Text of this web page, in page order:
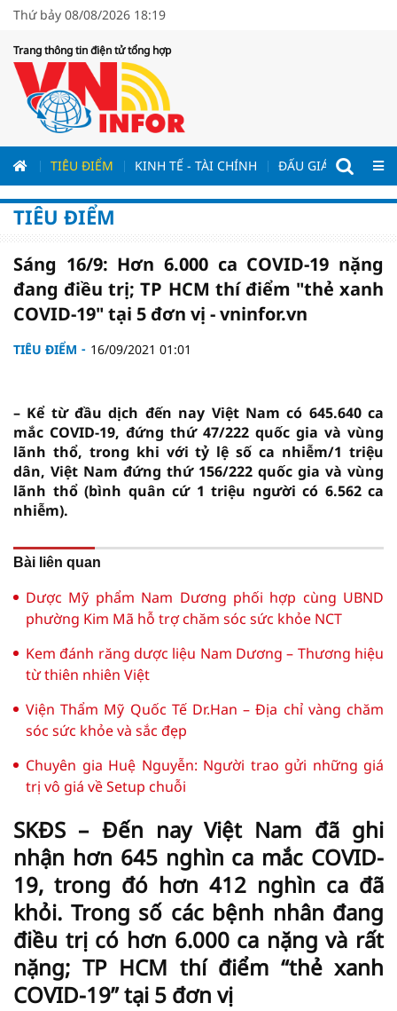
Thứ bảy 08/08/2026 18:19
Trang thông tin điện tử tổng hợp
TIÊU ĐIỂM KINH TẾ - TÀI CHÍNH ĐẤU GIÁ - ĐẤU
TIÊU ĐIỂM
Sáng 16/9: Hơn 6.000 ca COVID-19 nặng
đang điều trị; TP HCM thí điểm "thẻ xanh
COVID-19" tại 5 đơn vị - vninfor.vn
TIÊU ĐIỂM 16/09/2021 01:01
– Kể từ đầu dịch đến nay Việt Nam có 645.640 ca
mắc COVID-19, đứng thứ 47/222 quốc gia và vùng
lãnh thổ, trong khi với tỷ lệ số ca nhiễm/1 triệu
dân, Việt Nam đứng thứ 156/222 quốc gia và vùng
lãnh thổ (bình quân cứ 1 triệu người có 6.562 ca
nhiễm).
Bài liên quan
Dược Mỹ phẩm Nam Dương phối hợp cùng UBND
phường Kim Mã hỗ trợ chăm sóc sức khỏe NCT
Kem đánh răng dược liệu Nam Dương – Thương hiệu
từ thiên nhiên Việt
Viện Thẩm Mỹ Quốc Tế Dr.Han – Địa chỉ vàng chăm
sóc sức khỏe và sắc đẹp
Chuyên gia Huệ Nguyễn: Người trao gửi những giá
trị vô giá về Setup chuỗi
SKĐS – Đến nay Việt Nam đã ghi
nhận hơn 645 nghìn ca mắc COVID-
19, trong đó hơn 412 nghìn ca đã
khỏi. Trong số các bệnh nhân đang
điều trị có hơn 6.000 ca nặng và rất
nặng; TP HCM thí điểm “thẻ xanh
COVID-19” tại 5 đơn vị